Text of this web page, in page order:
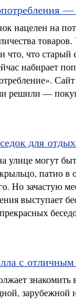
нацелен на
что, что старый
набирает
решили —
для
улице могут
патио в
Но зачастую
выступает
с
знакомить
зарубежной